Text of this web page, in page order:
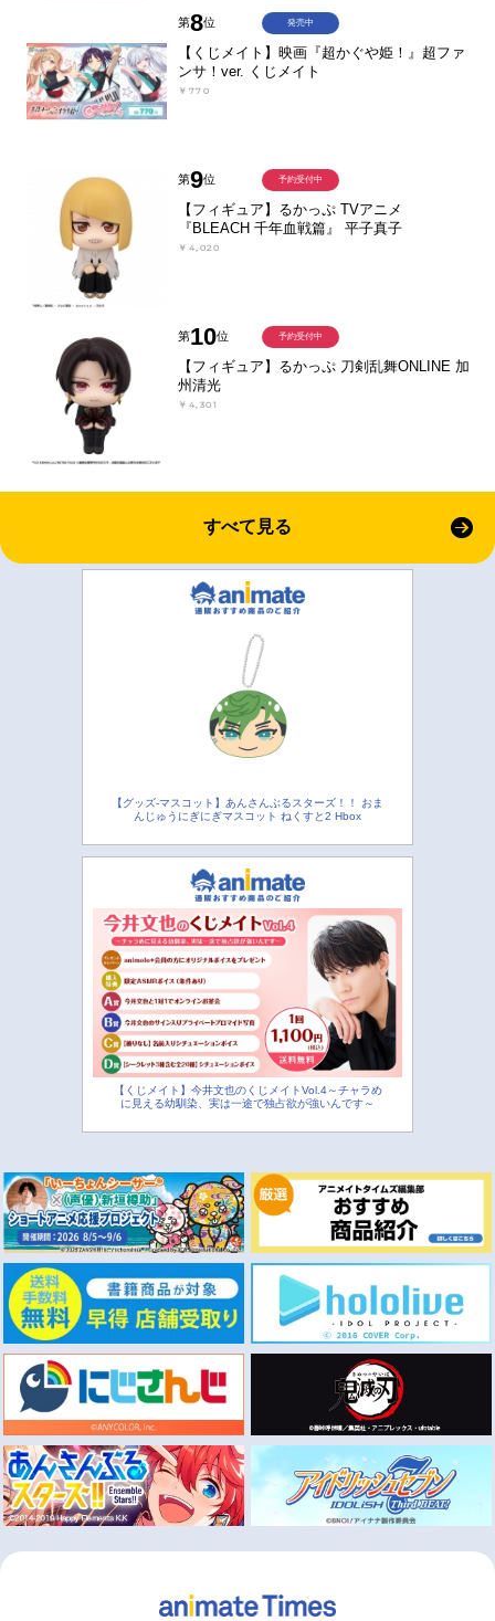
第8位
【くじメイト】映画『超かぐや姫！』超ファ
ンサ！ver. くじメイト
￥770
発売中
第9位
【フィギュア】るかっぷ TVアニメ
『BLEACH 千年血戦篇』 平子真子
￥4,020
予約受付中
第10位
【フィギュア】るかっぷ 刀剣乱舞ONLINE 加
州清光
￥4,301
予約受付中
すべて見る
【グッズ-マスコット】あんさんぶるスターズ！！ おま
んじゅうにぎにぎマスコット ねくすと2 Hbox
【くじメイト】今井文也のくじメイトVol.4～チャラめ
に見える幼馴染、実は一途で独占欲が強いんです～